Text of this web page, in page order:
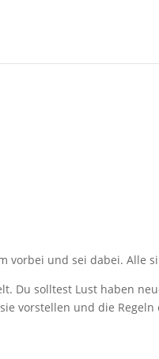
vorbei und sei dabei. Alle
Du solltest Lust haben
vorstellen und die